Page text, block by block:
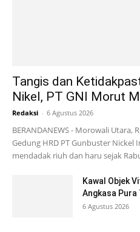
Tangis dan
Nikel, PT GNI Morut
Redaksi - 6 Agustus 2026
BERANDANEWS - Morowali Utara,
Gedung HRD PT Gunbuster
mendadak riuh dan haru sejak
Kawal Objek
Angkasa Pura
6 Agustus 2026